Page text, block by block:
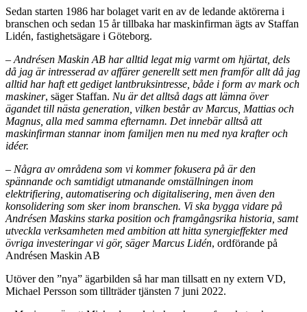
Sedan starten 1986 har bolaget varit en av de ledande aktörerna i
branschen och sedan 15 år tillbaka har maskinfirman ägts av Staffan
Lidén, fastighetsägare i Göteborg.
– Andrésen Maskin AB har alltid legat mig varmt om hjärtat, dels
då jag är intresserad av affärer generellt sett men framför allt då jag
alltid har haft ett gediget lantbruksintresse, både i form av mark och
maskiner, säger Staffan. Nu är det alltså dags att lämna över
ägandet till nästa generation, vilken består av Marcus, Mattias och
Magnus, alla med samma efternamn. Det innebär alltså att
maskinfirman stannar inom familjen men nu med nya krafter och
idéer.
– Några av områdena som vi kommer fokusera på är den
spännande och samtidigt utmanande omställningen inom
elektrifiering, automatisering och digitalisering, men även den
konsolidering som sker inom branschen. Vi ska bygga vidare på
Andrésen Maskins starka position och framgångsrika historia, samt
utveckla verksamheten med ambition att hitta synergieffekter med
övriga investeringar vi gör, säger Marcus Lidén, ordförande på
Andrésen Maskin AB
Utöver den ”nya” ägarbilden så har man tillsatt en ny extern VD,
Michael Persson som tillträder tjänsten 7 juni 2022.